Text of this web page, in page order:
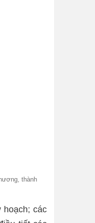
thành
hoạch; các